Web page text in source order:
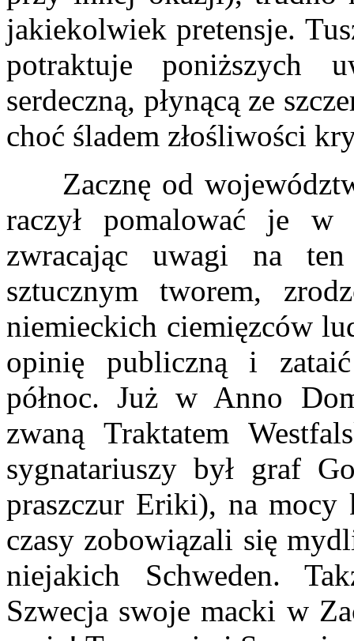
jakiekolwiek pretensje.
potraktuje
serdeczną, płynącą ze
choć śladem złośliwości
Zacznę od
raczył pomalować je
zwracając uwagi na
sztucznym tworem,
niemieckich ciemięzców
opinię publiczną i
północ. Już w Anno
zwaną Traktatem
sygnatariuszy był graf
praszczur Eriki), na mocy
czasy zobowiązali się
niejakich Schweden.
Szwecja swoje macki w